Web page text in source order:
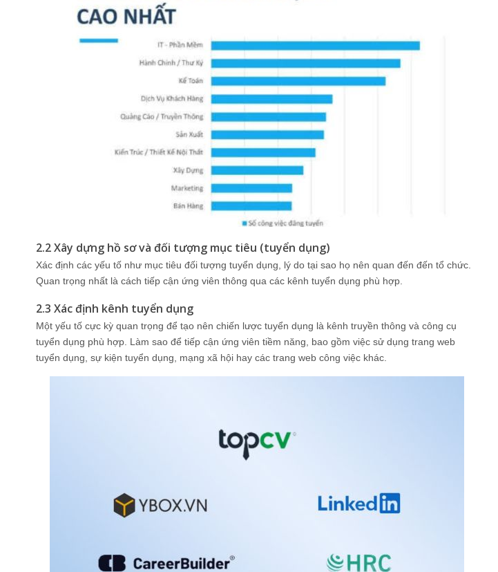
2.2 Xây dựng hồ sơ và đối tượng mục tiêu (tuyển dụng)
Xác định các yếu tố như mục tiêu đối tượng tuyển dụng, lý do tại sao họ nên quan đến đến tổ chức.
Quan trọng nhất là cách tiếp cận ứng viên thông qua các kênh tuyển dụng phù hợp.
2.3 Xác định kênh tuyển dụng
Một yếu tố cực kỳ quan trọng để tạo nên chiến lược tuyển dụng là kênh truyền thông và công cụ
tuyển dụng phù hợp. Làm sao để tiếp cận ứng viên tiềm năng, bao gồm việc sử dụng trang web
tuyển dụng, sự kiện tuyển dụng, mạng xã hội hay các trang web công việc khác.